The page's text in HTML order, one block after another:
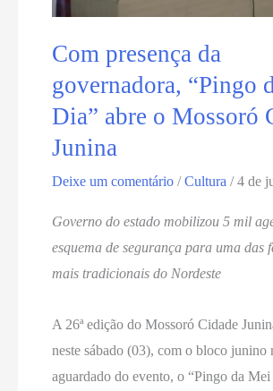
Com presença da
governadora, “Pingo
Dia” abre o Mossoró
Junina
Deixe um comentário /Cultura /4 de
Governo do estado mobilizou 5 mil
esquema de segurança para uma das
mais tradicionais do Nordeste
A 26ª edição do Mossoró Cidade
neste sábado (03), com o bloco junino
aguardado do evento, o “Pingo da